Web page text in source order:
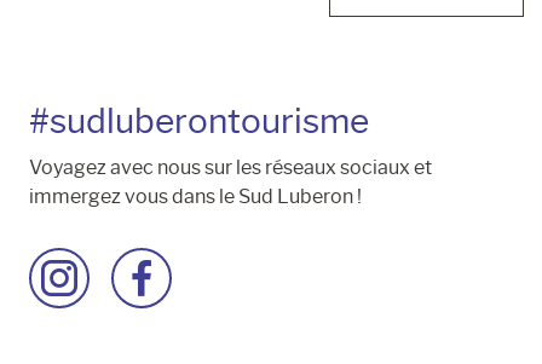
#sudluberontourisme
Voyagez avec nous sur les réseaux sociaux et
immergez vous dans le Sud Luberon !
Accéder
à
Accéder
à